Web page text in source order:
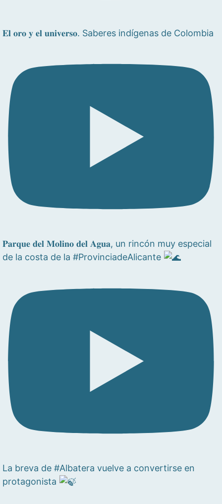
𝐄𝐥 𝐨𝐫𝐨 𝐲 𝐞𝐥 𝐮𝐧𝐢𝐯𝐞𝐫𝐬𝐨. Saberes indígenas de Colombia
𝐏𝐚𝐫𝐪𝐮𝐞 𝐝𝐞𝐥 𝐌𝐨𝐥𝐢𝐧𝐨 𝐝𝐞𝐥 𝐀𝐠𝐮𝐚, un rincón muy especial
de la costa de la #ProvinciadeAlicante
La breva de #Albatera vuelve a convertirse en
protagonista